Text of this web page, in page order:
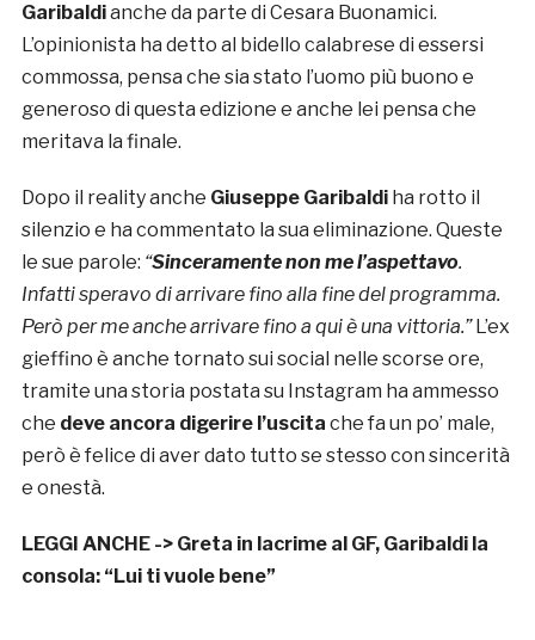
Garibaldianche da parte di Cesara Buonamici.
L’opinionista ha detto al bidello calabrese di essersi
commossa, pensa che sia stato l’uomo più buono e
generoso di questa edizione e anche lei pensa che
meritava la finale.
Dopo il reality anche Giuseppe Garibaldi ha rotto il
silenzio e ha commentato la sua eliminazione. Queste
le sue parole: “Sinceramente non me l’aspettavo.
Infatti speravo di arrivare fino alla fine del programma.
Però per me anche arrivare fino a qui è una vittoria.” L’ex
gieffino è anche tornato sui social nelle scorse ore,
tramite una storia postata su Instagram ha ammesso
che deve ancora digerire l’uscita che fa un po’ male,
però è felice di aver dato tutto se stesso con sincerità
e onestà.
LEGGI ANCHE -> Greta in lacrime al GF, Garibaldi la
consola: “Lui ti vuole bene”